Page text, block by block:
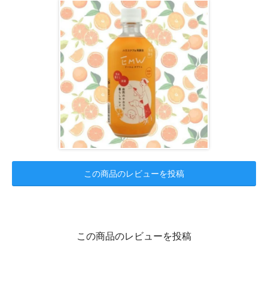
この商品のレビューを投稿
この商品のレビューを投稿